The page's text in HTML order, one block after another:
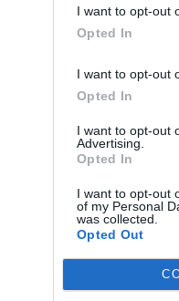
I want to opt-out
Opted In
I want to opt-out
Opted In
I want to opt-out
Advertising.
Opted In
I want to opt-out
of my Personal
was collected.
Opted Out
kesällä kohti
olisi rakastunut Espanjaan
myös poika-Haaland olisi
on kuuleman
on voimassa vuoteen
vaihtoehtoja olisivat Real
kanssa, on Real
PSG:n